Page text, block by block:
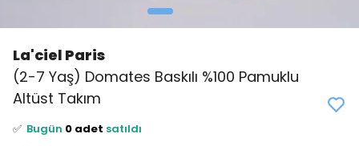
La'ciel Paris
(2-7 Yaş) Domates Baskılı %100 Pamuklu
Altüst Takım
👀 Şu an5 kişiinceliyor!
⭐️ Bu ürünü0 kişi
✅ Bugün 0 adet satıldı